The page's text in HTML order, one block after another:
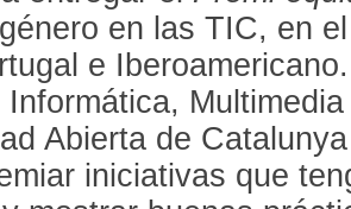
en las TIC, en
e
Abierta de
iniciativas que